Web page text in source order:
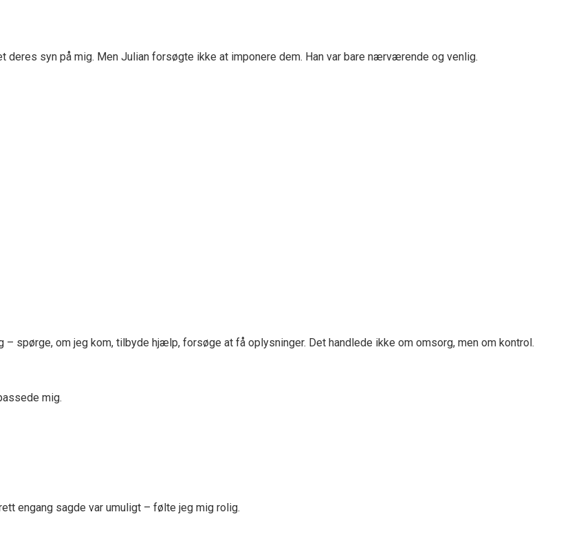
deres syn på mig. Men Julian forsøgte ikke at imponere dem. Han var bare nærværende og venlig.
spørge, om jeg kom, tilbyde hjælp, forsøge at få oplysninger. Det handlede ikke om omsorg, men om kontrol.
mig.
engang sagde var umuligt – følte jeg mig rolig.